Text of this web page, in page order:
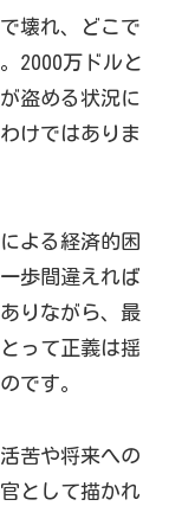
壊れ、どこで
2000万ドルと
盗める状況に
けではありま
よる経済的困
歩間違えれば
りながら、最
って正義は揺
です。
苦や将来への
として描かれ